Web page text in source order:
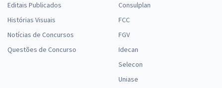
Editais Publicados
Histórias Visuais
Notícias de Concursos
Questões de Concurso
Consulplan
FCC
FGV
Idecan
Selecon
Uniase